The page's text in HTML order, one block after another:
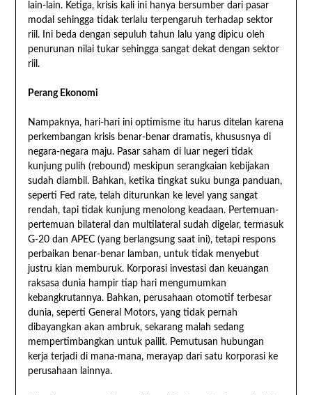
lain-lain. Ketiga, krisis kali ini hanya bersumber dari pasar
modal sehingga tidak terlalu terpengaruh terhadap sektor
riil. Ini beda dengan sepuluh tahun lalu yang dipicu oleh
penurunan nilai tukar sehingga sangat dekat dengan sektor
riil.
Perang Ekonomi
Nampaknya, hari-hari ini optimisme itu harus ditelan karena
perkembangan krisis benar-benar dramatis, khususnya di
negara-negara maju. Pasar saham di luar negeri tidak
kunjung pulih (rebound) meskipun serangkaian kebijakan
sudah diambil. Bahkan, ketika tingkat suku bunga panduan,
seperti Fed rate, telah diturunkan ke level yang sangat
rendah, tapi tidak kunjung menolong keadaan. Pertemuan-
pertemuan bilateral dan multilateral sudah digelar, termasuk
G-20 dan APEC (yang berlangsung saat ini), tetapi respons
perbaikan benar-benar lamban, untuk tidak menyebut
justru kian memburuk. Korporasi investasi dan keuangan
raksasa dunia hampir tiap hari mengumumkan
kebangkrutannya. Bahkan, perusahaan otomotif terbesar
dunia, seperti General Motors, yang tidak pernah
dibayangkan akan ambruk, sekarang malah sedang
mempertimbangkan untuk pailit. Pemutusan hubungan
kerja terjadi di mana-mana, merayap dari satu korporasi ke
perusahaan lainnya.